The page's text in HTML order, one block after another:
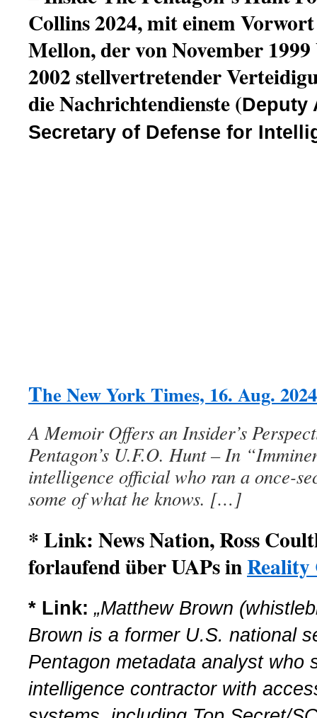
Collins 2024, mit einem
Mellon, der von November 1999
2002 stellvertretender
die Nachrichtendienste (Deputy
Secretary of Defense for
The New York Times, 16. Aug.
A Memoir Offers an Insider’s
Pentagon’s U.F.O. Hunt –In
intelligence official who ran a once-
some of what he knows. […]
* Link: News Nation, Ross
forlaufend über UAPs inReality
* Link: „Matthew Brown
Brown is a former U.S. national
Pentagon metadata analyst who
intelligence contractor with